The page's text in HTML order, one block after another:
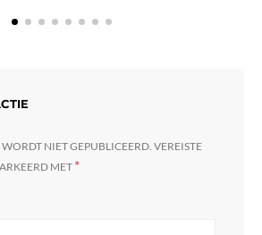
NIET GEPUBLICEERD. VEREISTE
MET *